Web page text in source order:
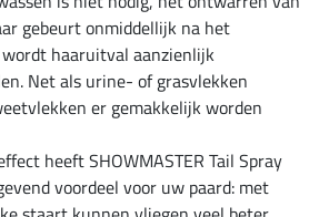
gebeurt onmiddellijk na het
haaruitval aanzienlijk
Net als urine- of grasvlekken
er gemakkelijk worden
heeft SHOWMASTER Tail Spray
voordeel voor uw paard: met